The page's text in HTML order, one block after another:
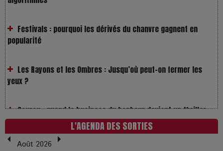
Festivals : pourquoi les dérivés du chanvre gagnent en
Les Rayons et les Ombres : Jusqu’où peut-on fermer les
Gourou : quand le business du bonheur devient un thriller
LOL 2.0 : aimer, grandir et se comprendre à l’ère des
L'AGENDA DES SORTIES
Août 2026